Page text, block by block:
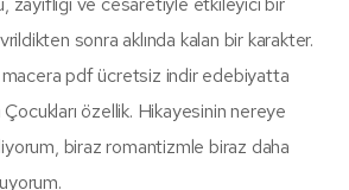
sonra aklında kalan bir karakter.
pdf ücretsiz indir edebiyatta
özellik. Hikayesinin nereye
biraz romantizmle biraz daha